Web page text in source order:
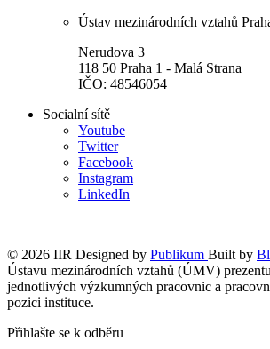
Ústav mezinárodních vztahů
Nerudova 3
118 50 Praha 1 - Malá Strana
IČO: 48546054
Socialní sítě
Youtube
Twitter
Facebook
Instagram
LinkedIn
© 2026 IIR Designed by Publikum Built by
Ústavu mezinárodních vztahů (ÚMV)
jednotlivých výzkumných pracovnic a
pozici instituce.
Přihlašte se k odběru